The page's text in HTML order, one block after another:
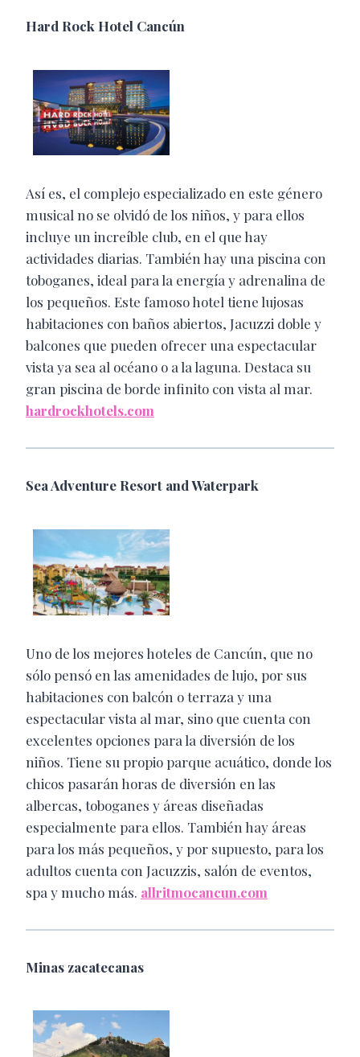
Hard Rock Hotel Cancún
Así es, el complejo especializado en este género
musical no se olvidó de los niños, y para ellos
incluye un increíble club, en el que hay
actividades diarias. También hay una piscina con
toboganes, ideal para la energía y adrenalina de
los pequeños. Este famoso hotel tiene lujosas
habitaciones con baños abiertos, Jacuzzi doble y
balcones que pueden ofrecer una espectacular
vista ya sea al océano o a la laguna. Destaca su
gran piscina de borde infinito con vista al mar.
hardrockhotels.com
Sea Adventure Resort and Waterpark
Uno de los mejores hoteles de Cancún, que no
sólo pensó en las amenidades de lujo, por sus
habitaciones con balcón o terraza y una
espectacular vista al mar, sino que cuenta con
excelentes opciones para la diversión de los
niños. Tiene su propio parque acuático, donde los
chicos pasarán horas de diversión en las
albercas, toboganes y áreas diseñadas
especialmente para ellos. También hay áreas
para los más pequeños, y por supuesto, para los
adultos cuenta con Jacuzzis, salón de eventos,
spa y mucho más. allritmocancun.com
Minas zacatecanas